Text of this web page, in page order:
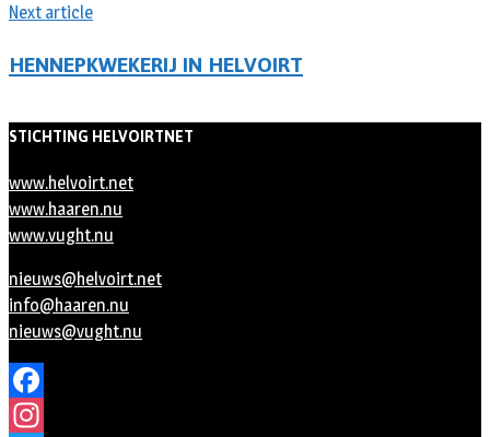
Next article
HENNEPKWEKERIJ IN HELVOIRT
STICHTING HELVOIRTNET
www.helvoirt.net
www.haaren.nu
www.vught.nu
nieuws@helvoirt.net
info@haaren.nu
nieuws@vught.nu
Facebook